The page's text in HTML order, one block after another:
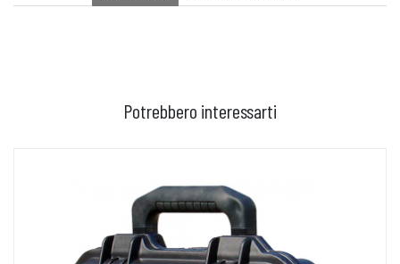
Potrebbero interessarti
AGGIUNGI AL CARRELLO